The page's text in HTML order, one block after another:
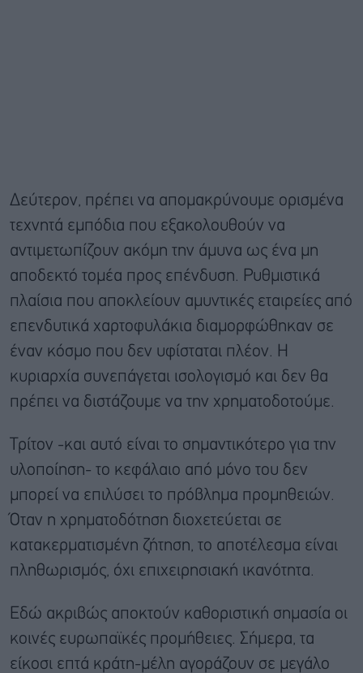
Δεύτερον, πρέπει να απομακρύνουμε ορισμένα
τεχνητά εμπόδια που εξακολουθούν να
αντιμετωπίζουν ακόμη την άμυνα ως ένα μη
αποδεκτό τομέα προς επένδυση. Ρυθμιστικά
πλαίσια που αποκλείουν αμυντικές εταιρείες από
επενδυτικά χαρτοφυλάκια διαμορφώθηκαν σε
έναν κόσμο που δεν υφίσταται πλέον. Η
κυριαρχία συνεπάγεται ισολογισμό και δεν θα
πρέπει να διστάζουμε να την χρηματοδοτούμε.
Τρίτον -και αυτό είναι το σημαντικότερο για την
υλοποίηση- το κεφάλαιο από μόνο του δεν
μπορεί να επιλύσει το πρόβλημα προμηθειών.
Όταν η χρηματοδότηση διοχετεύεται σε
κατακερματισμένη ζήτηση, το αποτέλεσμα είναι
πληθωρισμός, όχι επιχειρησιακή ικανότητα.
Εδώ ακριβώς αποκτούν καθοριστική σημασία οι
κοινές ευρωπαϊκές προμήθειες. Σήμερα, τα
είκοσι επτά κράτη-μέλη αγοράζουν σε μεγάλο